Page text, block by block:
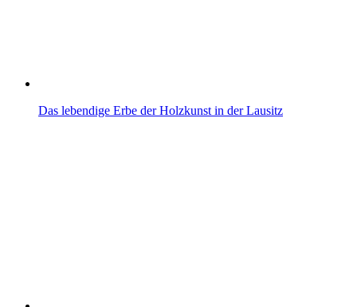
Das lebendige Erbe der Holzkunst in der Lausitz